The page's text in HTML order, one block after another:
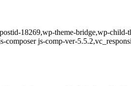
18269,wp-theme-bridge,wp-
composer js-comp-ver-